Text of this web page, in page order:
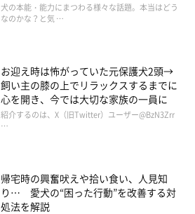
犬の本能・能力にまつわる様々な話題。本当はどう
なのかな？と気 …
お迎え時は怖がっていた元保護犬2頭→
飼い主の膝の上でリラックスするまでに
心を開き、今では大切な家族の一員に
紹介するのは、X（旧Twitter）ユーザー@BzN3Zrr
…
帰宅時の興奮吠えや拾い食い、人見知
り… 愛犬の“困った行動”を改善する対
処法を解説